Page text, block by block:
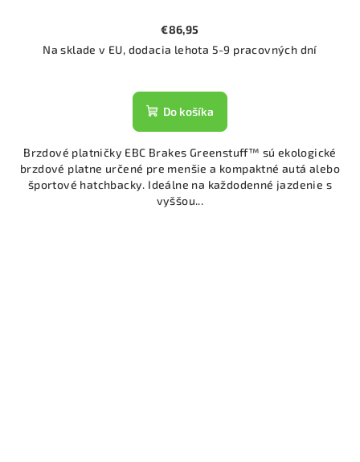
€86,95
Na sklade v EU, dodacia lehota 5-9 pracovných dní
Do košíka
Brzdové platničky EBC Brakes Greenstuff™ sú ekologické
brzdové platne určené pre menšie a kompaktné autá alebo
športové hatchbacky. Ideálne na každodenné jazdenie s
vyššou...